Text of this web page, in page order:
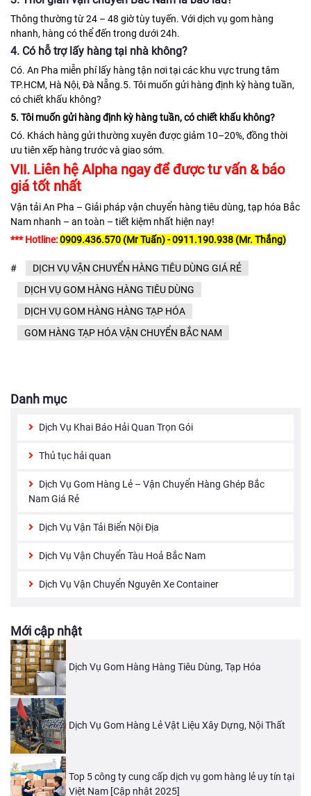
Thông thường từ 24 – 48 giờ tùy tuyến. Với dịch vụ gom hàng
nhanh, hàng có thể đến trong dưới 24h.
4. Có hỗ trợ lấy hàng tại nhà không?
Có. An Pha miễn phí lấy hàng tận nơi tại các khu vực trung tâm
TP.HCM, Hà Nội, Đà Nẵng.5. Tôi muốn gửi hàng định kỳ hàng tuần,
có chiết khấu không?
5. Tôi muốn gửi hàng định kỳ hàng tuần, có chiết khấu không?
Có. Khách hàng gửi thường xuyên được giảm 10–20%, đồng thời
ưu tiên xếp hàng trước và giao sớm.
VII. Liên hệ Alpha ngay để được tư vấn & báo
giá tốt nhất
Vận tải An Pha – Giải pháp vận chuyển hàng tiêu dùng, tạp hóa Bắc
Nam nhanh – an toàn – tiết kiệm nhất hiện nay!
*** Hotline:0909.436.570 (Mr Tuấn) - 0911.190.938 (Mr. Thắng)
#
DỊCH VỤ VẬN CHUYỂN HÀNG TIÊU DÙNG GIÁ RẺ
DỊCH VỤ GOM HÀNG HÀNG TIÊU DÙNG
DỊCH VỤ GOM HÀNG HÀNG TẠP HÓA
GOM HÀNG TẠP HÓA VẬN CHUYỂN BẮC NAM
Danh mục
Dịch Vụ Khai Báo Hải Quan Trọn Gói
Thủ tục hải quan
Dịch Vụ Gom Hàng Lẻ – Vận Chuyển Hàng Ghép Bắc
Nam Giá Rẻ
Dịch Vụ Vận Tải Biển Nội Địa
Dịch Vụ Vận Chuyển Tàu Hoả Bắc Nam
Dịch Vụ Vận Chuyển Nguyên Xe Container
Mới cập nhật
Dịch Vụ Gom Hàng Hàng Tiêu Dùng, Tạp Hóa
Dịch Vụ Gom Hàng Lẻ Vật Liệu Xây Dựng, Nội Thất
Top 5 công ty cung cấp dịch vụ gom hàng lẻ uy tín tại
Việt Nam [Cập nhật 2025]